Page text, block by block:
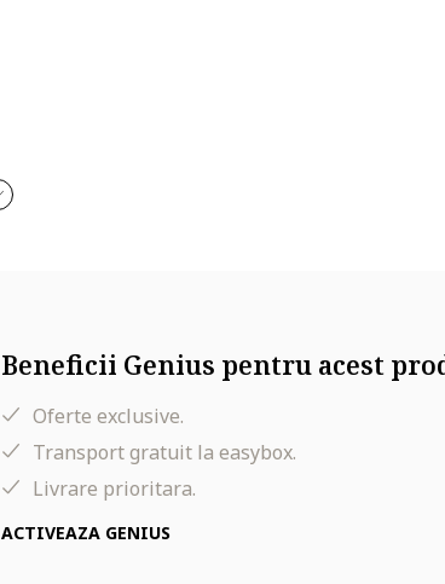
Beneficii Genius pentru acest
Oferte exclusive.
Transport gratuit la easybox.
Livrare prioritara.
ACTIVEAZA GENIUS